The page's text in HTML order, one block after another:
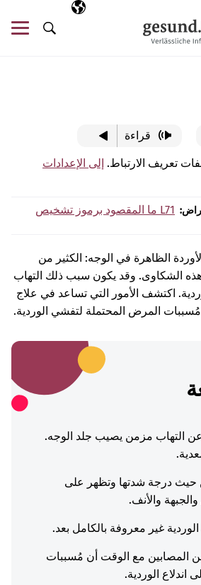
اللغة المختارة
AR
البحث
قراءة
تعريف الارتباط. إلى الإعدادات
L71 ما المقصود برموز تشخيص
الظاهرة في الوجه: الكثير من
الشكاوى. وقد يكون سبب ذلك التهاب
اكتشف الأمور التي تساعد في علاج
المرض المحتملة لتفشي الوردية.
عن التهاب مزمن يصيب جلد الوجه.
حيث درجة شدتها وتظهر على
والأنف.
غير معروفة بالكامل بعد.
المصابين مع الوقت أن مُسببات
اندلاع الوردية.